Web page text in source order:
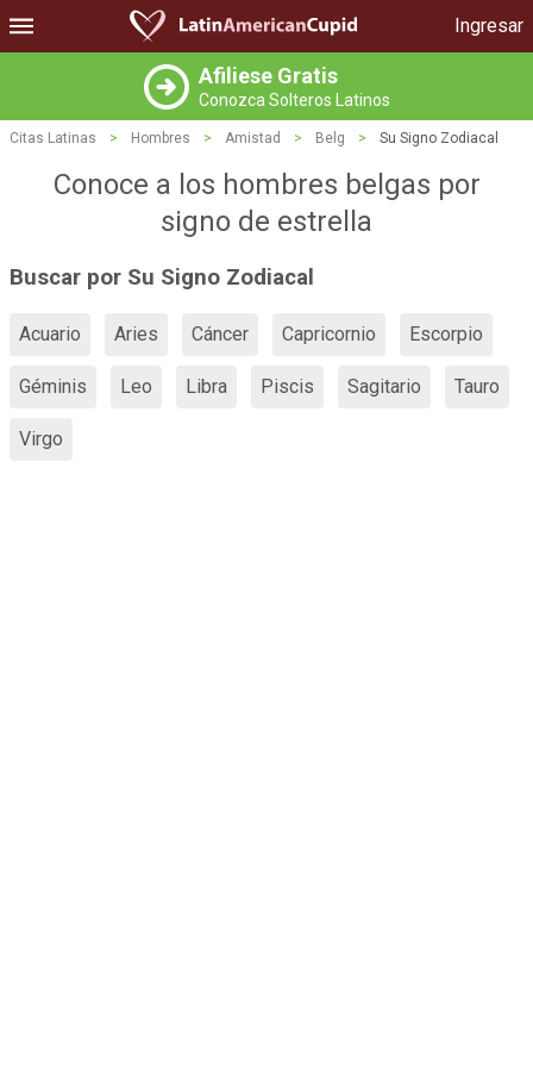
Ingresar
Afiliese Gratis
Conozca Solteros Latinos
Citas Latinas > Hombres > Amistad > Belg > Su Signo Zodiacal
Conoce a los hombres belgas por
signo de estrella
Buscar por Su Signo Zodiacal
Acuario Aries Cáncer Capricornio Escorpio
Géminis Leo Libra Piscis Sagitario Tauro
Virgo